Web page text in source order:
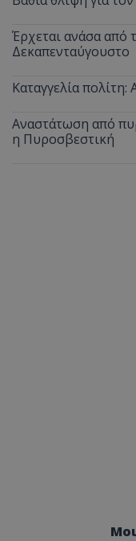
Έρχεται ανάσα από
Δεκαπενταύγουστο
Καταγγελία
Αναστάτωση από
η Πυροσβεστική